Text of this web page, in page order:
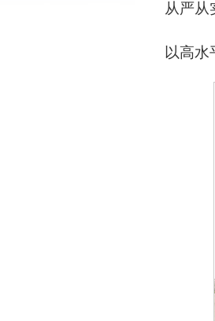
从严从
以高水